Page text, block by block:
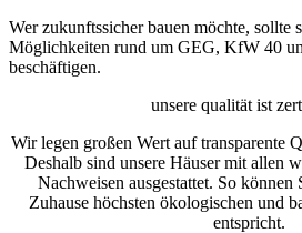
Wer zukunftssicher bauen möchte, sollte
Möglichkeiten rund um GEG, KfW 40
beschäftigen.
unsere qualität ist
Wir legen großen Wert auf transparente
Deshalb sind unsere Häuser mit allen
Nachweisen ausgestattet. So können
Zuhause höchsten ökologischen und
entspricht.